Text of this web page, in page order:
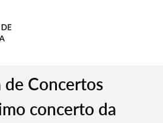
de Concertos
concerto da